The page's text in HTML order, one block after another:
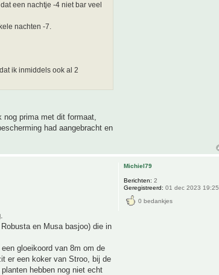
een nachtje -4 niet bar veel
nachten -7.
ik inmiddels ook al 2
prima met dit formaat,
had aangebracht en
en Musa basjoo) die in
gloeikoord van 8m om de
er een koker van Stroo, bij de
hebben nog niet echt
Michiel79
Berichten: 2
Geregistreerd: 01 dec 2023 19:25
0 bedankjes